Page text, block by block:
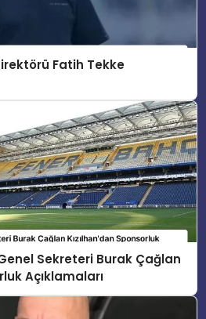
Fatih Tekke
Sekreteri Burak Çağlan
Açıklamaları